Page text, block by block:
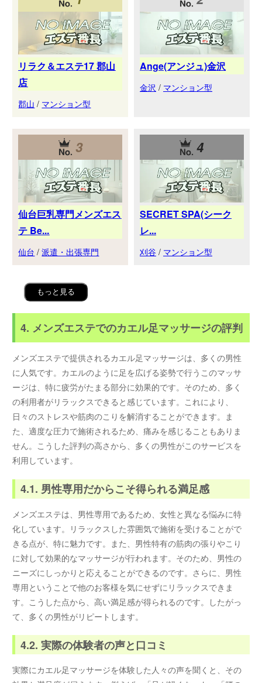
リラク＆エステ17 郡山
店
郡山 / マンション型
Ange(アンジュ)金沢
金沢 / マンション型
3
仙台巨乳専門メンズエス
テ Be...
仙台 /派遣・出張専門
4
SECRET SPA(シーク
レ...
刈谷 / マンション型
もっと見る
4. メンズエステでのカエル足マッサージの評判
メンズエステで提供されるカエル足マッサージは、多くの男性
に人気です。カエルのように足を広げる姿勢で行うこのマッサ
ージは、特に疲労がたまる部分に効果的です。そのため、多く
の利用者がリラックスできると感じています。これにより、
日々のストレスや筋肉のこりを解消することができます。ま
た、適度な圧力で施術されるため、痛みを感じることもありま
せん。こうした評判の高さから、多くの男性がこのサービスを
利用しています。
4.1. 男性専用だからこそ得られる満足感
メンズエステは、男性専用であるため、女性と異なる悩みに特
化しています。リラックスした雰囲気で施術を受けることがで
きる点が、特に魅力です。また、男性特有の筋肉の張りやこり
に対して効果的なマッサージが行われます。そのため、男性の
ニーズにしっかりと応えることができるのです。さらに、男性
専用ということで他のお客様を気にせずにリラックスできま
す。こうした点から、高い満足感が得られるのです。したがっ
て、多くの男性がリピートします。
4.2. 実際の体験者の声と口コミ
実際にカエル足マッサージを体験した人々の声を聞くと、その